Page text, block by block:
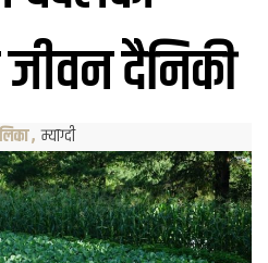
जीवन दैनिकी
, म्याग्दी